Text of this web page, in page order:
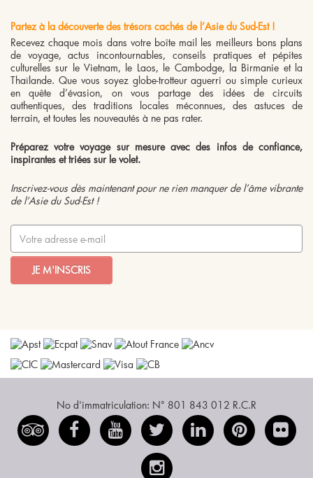
Partez à la découverte des trésors cachés de l’Asie du Sud-Est !
Recevez chaque mois dans votre boîte mail les meilleurs bons plans
de voyage, actus incontournables, conseils pratiques et pépites
culturelles sur le Vietnam, le Laos, le Cambodge, la Birmanie et la
Thaïlande. Que vous soyez globe-trotteur aguerri ou simple curieux
en quête d’évasion, on vous partage des idées de circuits
authentiques, des traditions locales méconnues, des astuces de
terrain, et toutes les nouveautés à ne pas rater.
Préparez votre voyage sur mesure avec des infos de confiance,
inspirantes et triées sur le volet.
Inscrivez-vous dès maintenant pour ne rien manquer de l’âme vibrante
de l’Asie du Sud-Est !
JE M'INSCRIS
No d'immatriculation: N° 801 843 012 R.C.R